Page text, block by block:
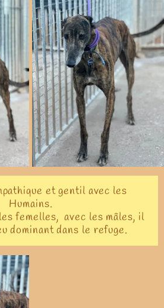
et gentil avec les
Humains.
femelles, avec les mâles, il
dominant dans le refuge.